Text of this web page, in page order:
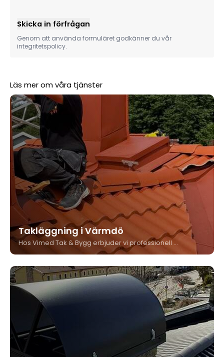
Skicka in förfrågan
Genom att använda formuläret godkänner du vår
integritetspolicy.
Läs mer om våra tjänster
Takläggning i Värmdö
Hos Vimed Tak & Bygg erbjuder vi professionell takläggning i Värmdö för både villor och större fastigheter. Med egen personal, lång erfarenhet och garanti på utfört arbete levererar vi tak som håller i generationer. Här berättar vi mer om vår process, fördelarna och hur vi hjälper dig från start till mål.